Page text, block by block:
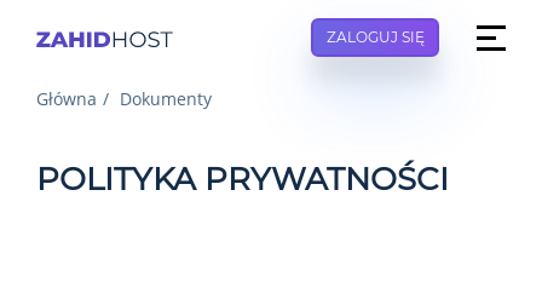
ZALOGUJ SIĘ
Główna Dokumenty
POLITYKA PRYWATNOŚCI